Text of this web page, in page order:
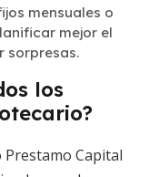
mensuales o
mejor el
sorpresas.
los
Capital